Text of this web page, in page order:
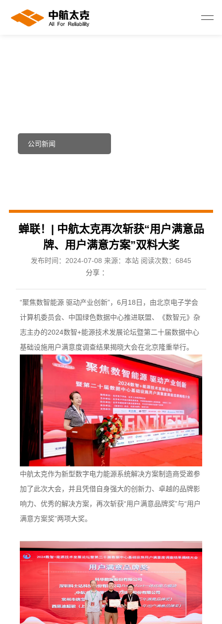
公司新闻
蝉联！| 中航太克再次斩获“用户满意品
牌、用户满意方案”双料大奖
发布时间：2024-07-08 来源：本站 阅读次数：6845
分享 ：
“聚焦数智能源 驱动产业创新”，6月18日，由北京电子学会
计算机委员会、中国绿色数据中心推进联盟、《数智元》杂
志主办的2024数智+能源技术发展论坛暨第二十届数据中心
基础设施用户满意度调查结果揭晓大会在北京隆重举行。
中航太克作为新型数字电力能源系统解决方案制造商受邀参
加了此次大会，并且凭借自身强大的创新力、卓越的品牌影
响力、优秀的解决方案，再次斩获“用户满意品牌奖”与“用户
满意方案奖”两项大奖。